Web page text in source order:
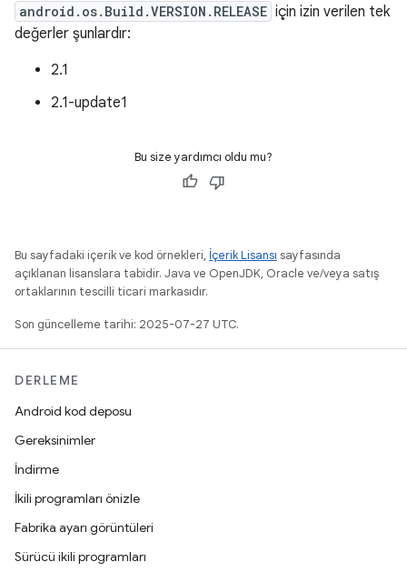
android.os.Build.VERSION.RELEASE için izin verilen tek
değerler şunlardır:
2.1
2.1-update1
Bu size yardımcı oldu mu?
Bu sayfadaki içerik ve kod örnekleri, İçerik Lisansı sayfasında
açıklanan lisanslara tabidir. Java ve OpenJDK, Oracle ve/veya satış
ortaklarının tescilli ticari markasıdır.
Son güncelleme tarihi: 2025-07-27 UTC.
DERLEME
Android kod deposu
Gereksinimler
İndirme
İkili programları önizle
Fabrika ayarı görüntüleri
Sürücü ikili programları